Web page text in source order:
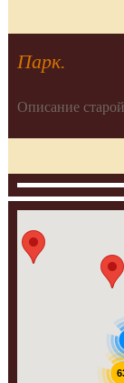
Парк.
Описание